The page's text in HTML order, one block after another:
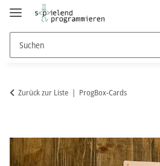
Zurück zur Liste ProgBox-Cards